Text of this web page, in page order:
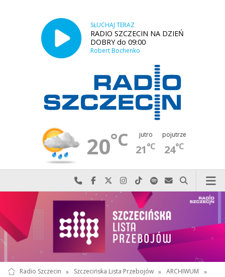
SŁUCHAJ TERAZ
RADIO SZCZECIN NA DZIEŃ
DOBRY do 09:00
Robert Bochenko
20°C jutro
21°C
pojutrze
24°C
Najlepiej po prostu do nas zadzwoń
Odwiedź nas na Facebook-u
Odwiedź nas na X
Odwiedź nas na Instagram-ie
Odwiedź nas na TikTok-u
Szukaj nas na Spotify
Wyślij do nas
Szukaj
Radio Szczecin » Szczecińska Lista Przebojów » ARCHIWUM
»